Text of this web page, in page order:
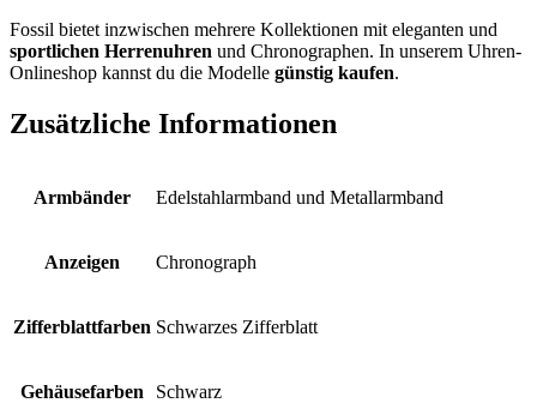
Fossil bietet inzwischen mehrere Kollektionen mit eleganten und
sportlichen Herrenuhren und Chronographen. In unserem Uhren-
Onlineshop kannst du die Modelle günstig kaufen.
Zusätzliche Informationen
Armbänder Edelstahlarmband und Metallarmband
Anzeigen Chronograph
Zifferblattfarben Schwarzes Zifferblatt
Gehäusefarben Schwarz